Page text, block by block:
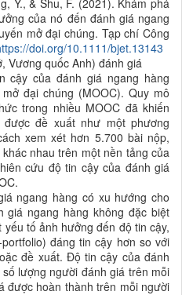
của nó đến đánh giá ngang
mở đại chúng. Tạp chí Công
doi.org/10.1111/bjet.13143
Vương quốc Anh) đánh giá
cậy của đánh giá ngang hàng
đại chúng (MOOC). Quy mô
trong nhiều MOOC đã khiến
đề xuất như một phương
xem xét hơn 5.700 bài nộp,
nhau trên một nền tảng của
cứu độ tin cậy của đánh giá
ngang hàng có xu hướng cho
ngang hàng không đặc biệt
tố ảnh hưởng đến độ tin cậy,
đáng tin cậy hơn so với
đề xuất. Độ tin cậy của đánh
lượng người đánh giá trên mỗi
được hoàn thành trên mỗi người